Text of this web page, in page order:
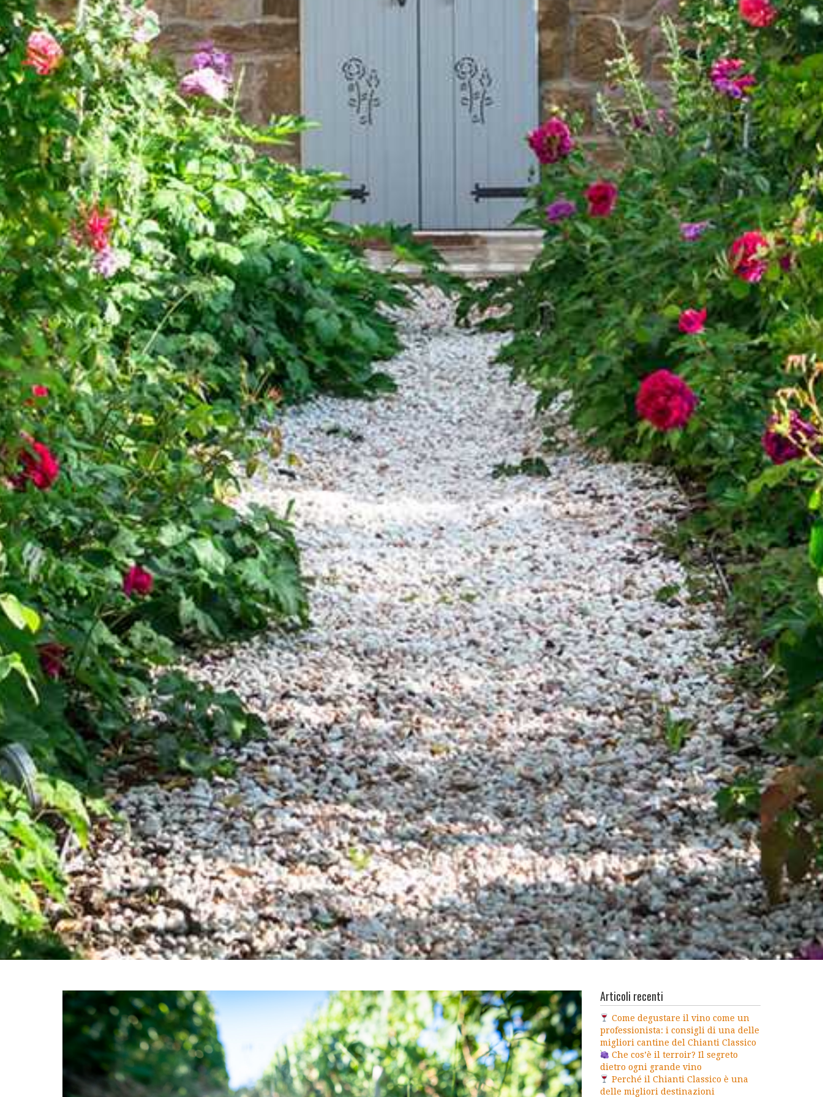
Articoli recenti
Come degustare il vino come un
professionista: i consigli di una delle
migliori cantine del Chianti Classico
Che cos’è il terroir? Il segreto
dietro ogni grande vino
Perché il Chianti Classico è una
delle migliori destinazioni